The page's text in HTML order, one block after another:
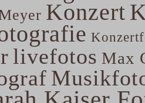
Konzert
livefotos Max